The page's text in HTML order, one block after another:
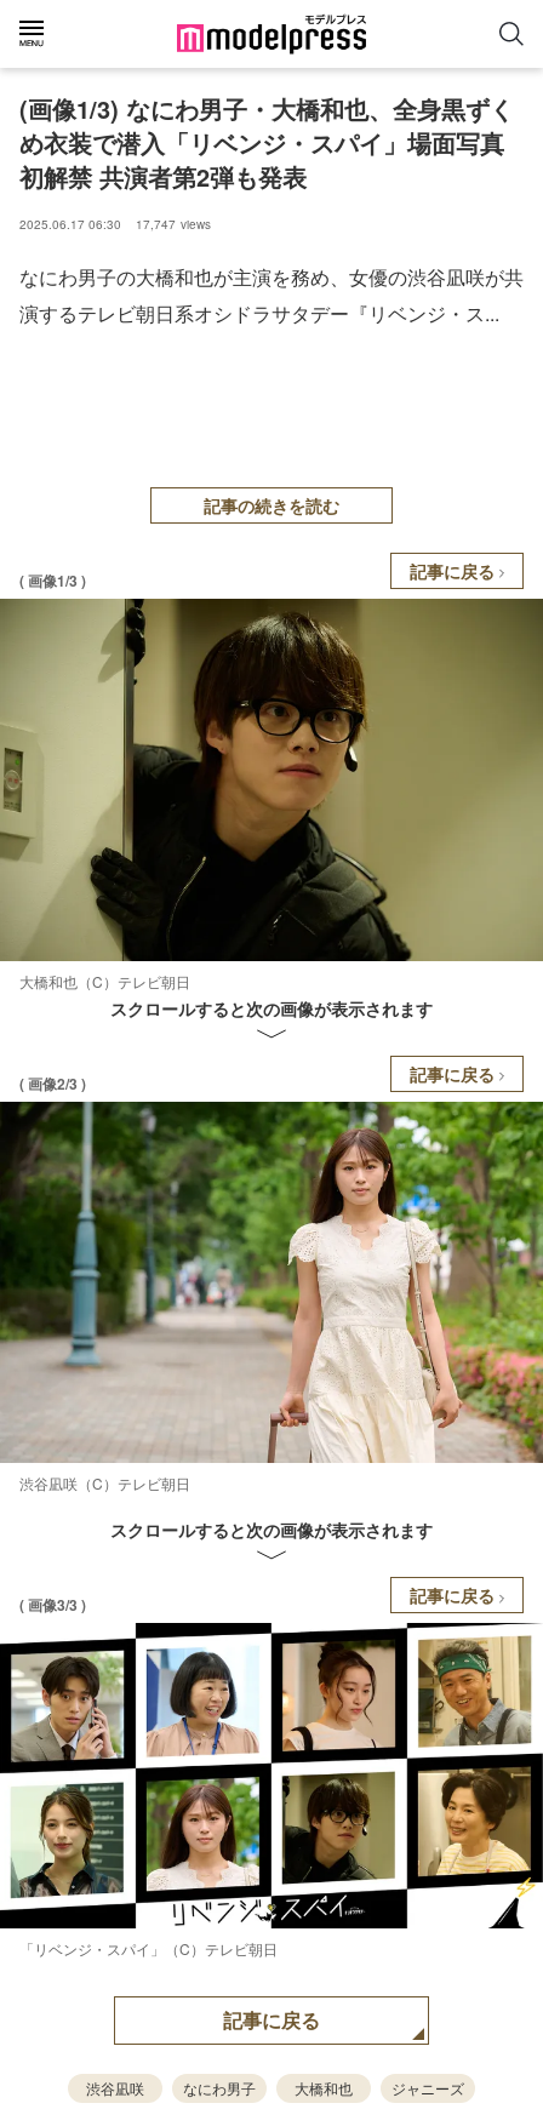
(画像1/3) なにわ男子・大橋和也、全身黒ずく
め衣装で潜入「リベンジ・スパイ」場面写真
初解禁 共演者第2弾も発表
2025.06.17 06:30 17,747 views
なにわ男子の大橋和也が主演を務め、女優の渋谷凪咲が共
演するテレビ朝日系オシドラサタデー『リベンジ・ス...
記事の続きを読む
( 画像1/3 ) 記事に戻る
大橋和也（C）テレビ朝日
スクロールすると次の画像が表示されます
( 画像2/3 ) 記事に戻る
渋谷凪咲（C）テレビ朝日
スクロールすると次の画像が表示されます
( 画像3/3 ) 記事に戻る
「リベンジ・スパイ」（C）テレビ朝日
記事に戻る
渋谷凪咲 なにわ男子 大橋和也
ジャニーズ